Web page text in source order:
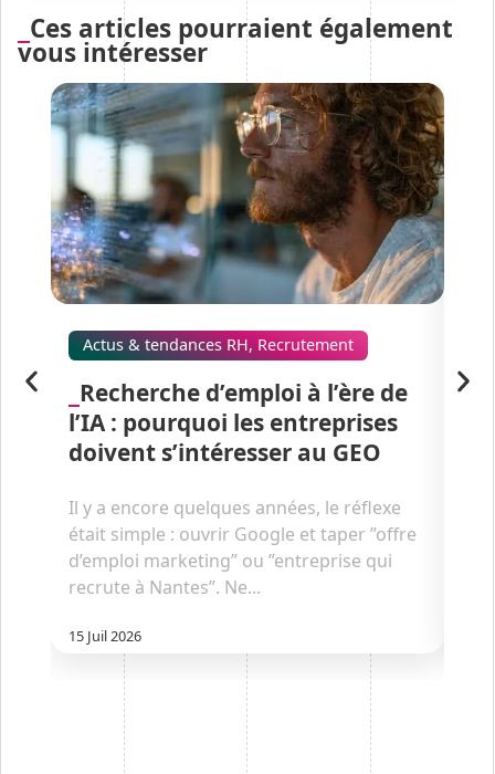
Ces articles pourraient également
vous intéresser
Actus & tendances RH,Recrutement
Recherche d’emploi à l’ère de
l’IA : pourquoi les entreprises
doivent s’intéresser au GEO
Il y a encore quelques années, le réflexe
était simple : ouvrir Google et taper ”offre
d’emploi marketing” ou ”entreprise qui
recrute à Nantes”. Ne...
15 Juil 2026